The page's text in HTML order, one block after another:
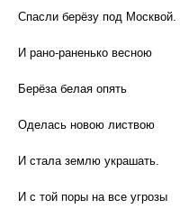
Спасли берёзу под Москвой.
И рано-раненько весною
Берёза белая опять
Оделась новою листвою
И стала землю украшать.
И с той поры на все угрозы